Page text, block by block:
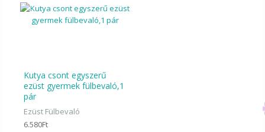
Kutya csont egyszerű
ezüst gyermek fülbevaló,1
pár
Ezüst Fülbevaló
6.580Ft